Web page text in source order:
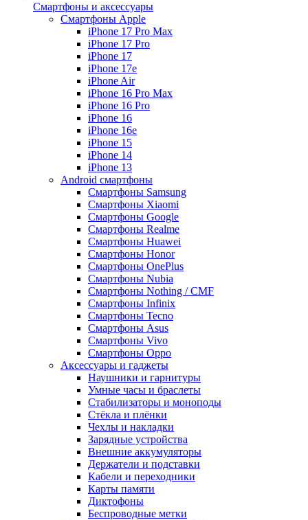
Смартфоны и аксессуары
Смартфоны Apple
iPhone 17 Pro Max
iPhone 17 Pro
iPhone 17
iPhone 17e
iPhone Air
iPhone 16 Pro Max
iPhone 16 Pro
iPhone 16
iPhone 16e
iPhone 15
iPhone 14
iPhone 13
Android cмартфоны
Смартфоны Samsung
Смартфоны Xiaomi
Смартфоны Google
Смартфоны Realme
Смартфоны Huawei
Смартфоны Honor
Смартфоны OnePlus
Смартфоны Nubia
Смартфоны Nothing / CMF
Смартфоны Infinix
Смартфоны Tecno
Смартфоны Asus
Смартфоны Vivo
Смартфоны Oppo
Аксессуары и гаджеты
Наушники и гарнитуры
Умные часы и браслеты
Стабилизаторы и моноподы
Стёкла и плёнки
Чехлы и накладки
Зарядные устройства
Внешние аккумуляторы
Держатели и подставки
Кабели и переходники
Карты памяти
Диктофоны
Беспроводные метки